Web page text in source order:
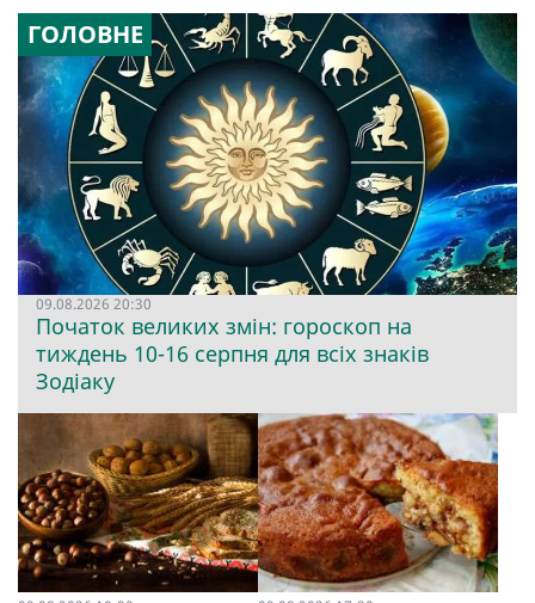
ГОЛОВНЕ
09.08.2026 20:30
Початок великих змін: гороскоп на
тиждень 10-16 серпня для всіх знаків
Зодіаку